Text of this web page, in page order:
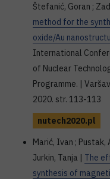
Štefanić, Goran ;
method for the
oxide/Au
International
of Nuclear
Programme. |
2020. str. 113-113
nutech2020.pl
Marić, Ivan ; Pustak,
Jurkin, Tanja | The
synthesis of